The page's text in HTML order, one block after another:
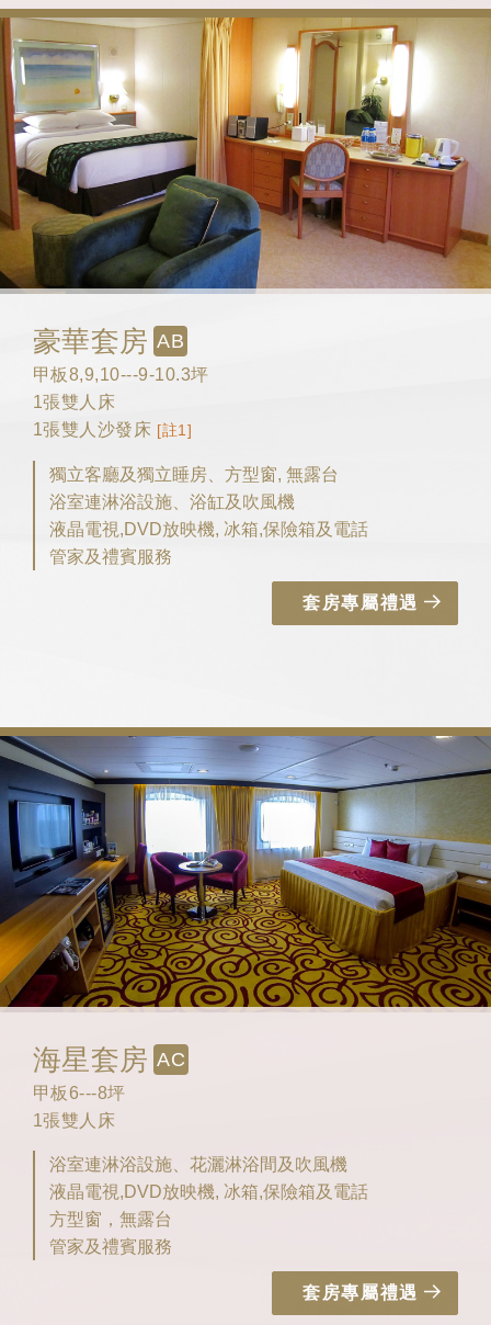
豪華套房 AB
甲板8,9,10---9-10.3坪
1張雙人床
1張雙人沙發床 [註1]
獨立客廳及獨立睡房、方型窗, 無露台
浴室連淋浴設施、浴缸及吹風機
液晶電視,DVD放映機, 冰箱,保險箱及電話
管家及禮賓服務
套房專屬禮遇
海星套房 AC
甲板6---8坪
1張雙人床
浴室連淋浴設施、花灑淋浴間及吹風機
液晶電視,DVD放映機, 冰箱,保險箱及電話
方型窗，無露台
管家及禮賓服務
套房專屬禮遇